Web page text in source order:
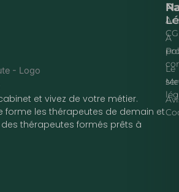
et vivez de votre métier.
forme les thérapeutes de demain et
thérapeutes formés prêts à
À
Le